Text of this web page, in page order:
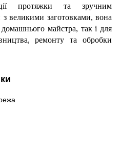
протяжки та зручним
великими заготовками, вона
майстра, так і для
ремонту та обробки